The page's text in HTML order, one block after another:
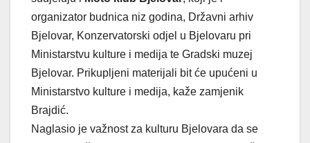
organizator budnica niz godina, Državni arhiv
Bjelovar, Konzervatorski odjel u Bjelovaru pri
Ministarstvu kulture i medija te Gradski muzej
Bjelovar. Prikupljeni materijali bit će upućeni u
Ministarstvo kulture i medija, kaže zamjenik
Brajdić.
Naglasio je važnost za kulturu Bjelovara da se